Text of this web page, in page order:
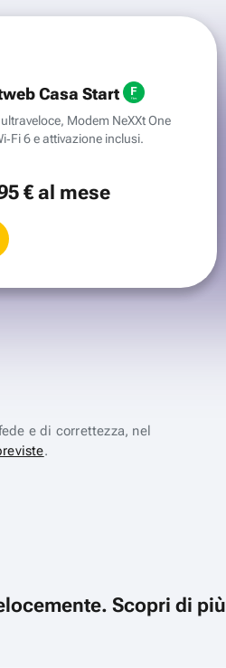
Casa Start
Modem NeXXt One
6 e attivazione inclusi.
€al mese
e di correttezza, nel
.
Scopri di più